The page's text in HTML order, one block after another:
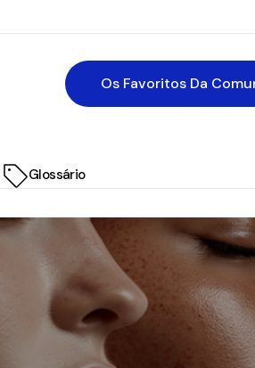
Os Favoritos Da
Glossário